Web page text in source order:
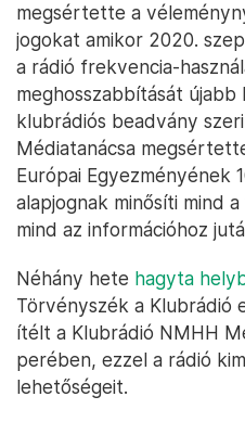
megsértette a
jogokat amikor 2020.
a rádió frekvencia-
meghosszabbítását
klubrádiós beadvány
Médiatanácsa
Európai Egyezményének
alapjognak minősíti mind
mind az információhoz
Néhány hete hagyta
Törvényszék a Klubrádió
ítélt a Klubrádió NMHH
perében, ezzel a rádió
lehetőségeit.